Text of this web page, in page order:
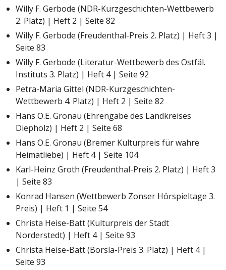
Willy F. Gerbode (NDR-Kurzgeschichten-Wettbewerb
2. Platz) | Heft 2 | Seite 82
Willy F. Gerbode (Freudenthal-Preis 2. Platz) | Heft 3 |
Seite 83
Willy F. Gerbode (Literatur-Wettbewerb des Ostfäl.
Instituts 3. Platz) | Heft 4 | Seite 92
Petra-Maria Gittel (NDR-Kurzgeschichten-
Wettbewerb 4. Platz) | Heft 2 | Seite 82
Hans O.E. Gronau (Ehrengabe des Landkreises
Diepholz) | Heft 2 | Seite 68
Hans O.E. Gronau (Bremer Kulturpreis für wahre
Heimatliebe) | Heft 4 | Seite 104
Karl-Heinz Groth (Freudenthal-Preis 2. Platz) | Heft 3
| Seite 83
Konrad Hansen (Wettbewerb Zonser Hörspieltage 3.
Preis) | Heft 1 | Seite 54
Christa Heise-Batt (Kulturpreis der Stadt
Norderstedt) | Heft 4 | Seite 93
Christa Heise-Batt (Borsla-Preis 3. Platz) | Heft 4 |
Seite 93